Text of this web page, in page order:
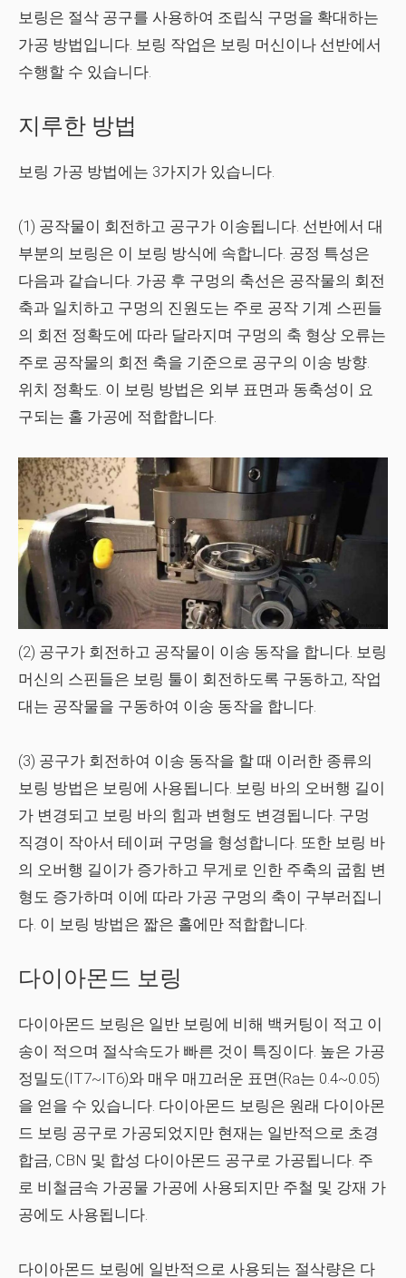
보링은 절삭 공구를 사용하여 조립식 구멍을 확대하는
가공 방법입니다. 보링 작업은 보링 머신이나 선반에서
수행할 수 있습니다.
지루한 방법
보링 가공 방법에는 3가지가 있습니다.
(1) 공작물이 회전하고 공구가 이송됩니다. 선반에서 대
부분의 보링은 이 보링 방식에 속합니다. 공정 특성은
다음과 같습니다. 가공 후 구멍의 축선은 공작물의 회전
축과 일치하고 구멍의 진원도는 주로 공작 기계 스핀들
의 회전 정확도에 따라 달라지며 구멍의 축 형상 오류는
주로 공작물의 회전 축을 기준으로 공구의 이송 방향.
위치 정확도. 이 보링 방법은 외부 표면과 동축성이 요
구되는 홀 가공에 적합합니다.
(2) 공구가 회전하고 공작물이 이송 동작을 합니다. 보링
머신의 스핀들은 보링 툴이 회전하도록 구동하고, 작업
대는 공작물을 구동하여 이송 동작을 합니다.
(3) 공구가 회전하여 이송 동작을 할 때 이러한 종류의
보링 방법은 보링에 사용됩니다. 보링 바의 오버행 길이
가 변경되고 보링 바의 힘과 변형도 변경됩니다. 구멍
직경이 작아서 테이퍼 구멍을 형성합니다. 또한 보링 바
의 오버행 길이가 증가하고 무게로 인한 주축의 굽힘 변
형도 증가하며 이에 따라 가공 구멍의 축이 구부러집니
다. 이 보링 방법은 짧은 홀에만 적합합니다.
다이아몬드 보링
다이아몬드 보링은 일반 보링에 비해 백커팅이 적고 이
송이 적으며 절삭속도가 빠른 것이 특징이다. 높은 가공
정밀도(IT7~IT6)와 매우 매끄러운 표면(Ra는 0.4~0.05)
을 얻을 수 있습니다. 다이아몬드 보링은 원래 다이아몬
드 보링 공구로 가공되었지만 현재는 일반적으로 초경
합금, CBN 및 합성 다이아몬드 공구로 가공됩니다. 주
로 비철금속 가공물 가공에 사용되지만 주철 및 강재 가
공에도 사용됩니다.
다이아몬드 보링에 일반적으로 사용되는 절삭량은 다